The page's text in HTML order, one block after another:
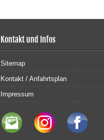
Kontakt und Infos
Sitemap
Kontakt / Anfahrtsplan
Impressum